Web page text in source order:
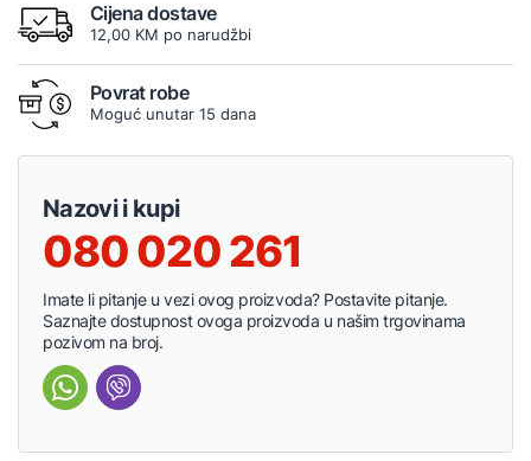
Cijena dostave
12,00 KM po narudžbi
Povrat robe
Moguć unutar 15 dana
Nazovi i kupi
080 020 261
Imate li pitanje u vezi ovog proizvoda? Postavite pitanje.
Saznajte dostupnost ovoga proizvoda u našim trgovinama
pozivom na broj.